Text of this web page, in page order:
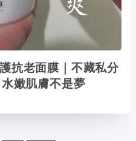
抗老面膜｜不藏私分
嫩肌膚不是夢